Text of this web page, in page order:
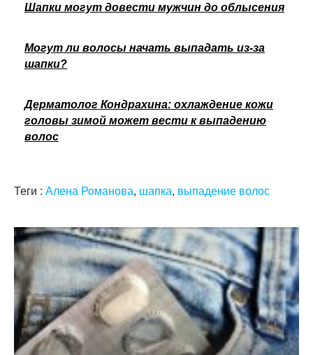
Шапки могут довести мужчин до облысения
Могут ли волосы начать выпадать из-за
шапки?
Дерматолог Кондрахина: охлаждение кожи
головы зимой может вести к выпадению
волос
Теги : Алена Романова, шапка, выпадение волос